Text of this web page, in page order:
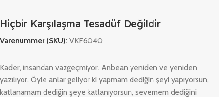
Hiçbir Karşılaşma Tesadüf Değildir
Varenummer (SKU): VKF6040
Kader, insandan vazgeçmiyor. Anbean yeniden ve yeniden
yazılıyor. Öyle anlar geliyor ki yapmam dediğin şeyi yapıyorsun,
katlanamam dediğin şeye katlanıyorsun, sevemem dediğini